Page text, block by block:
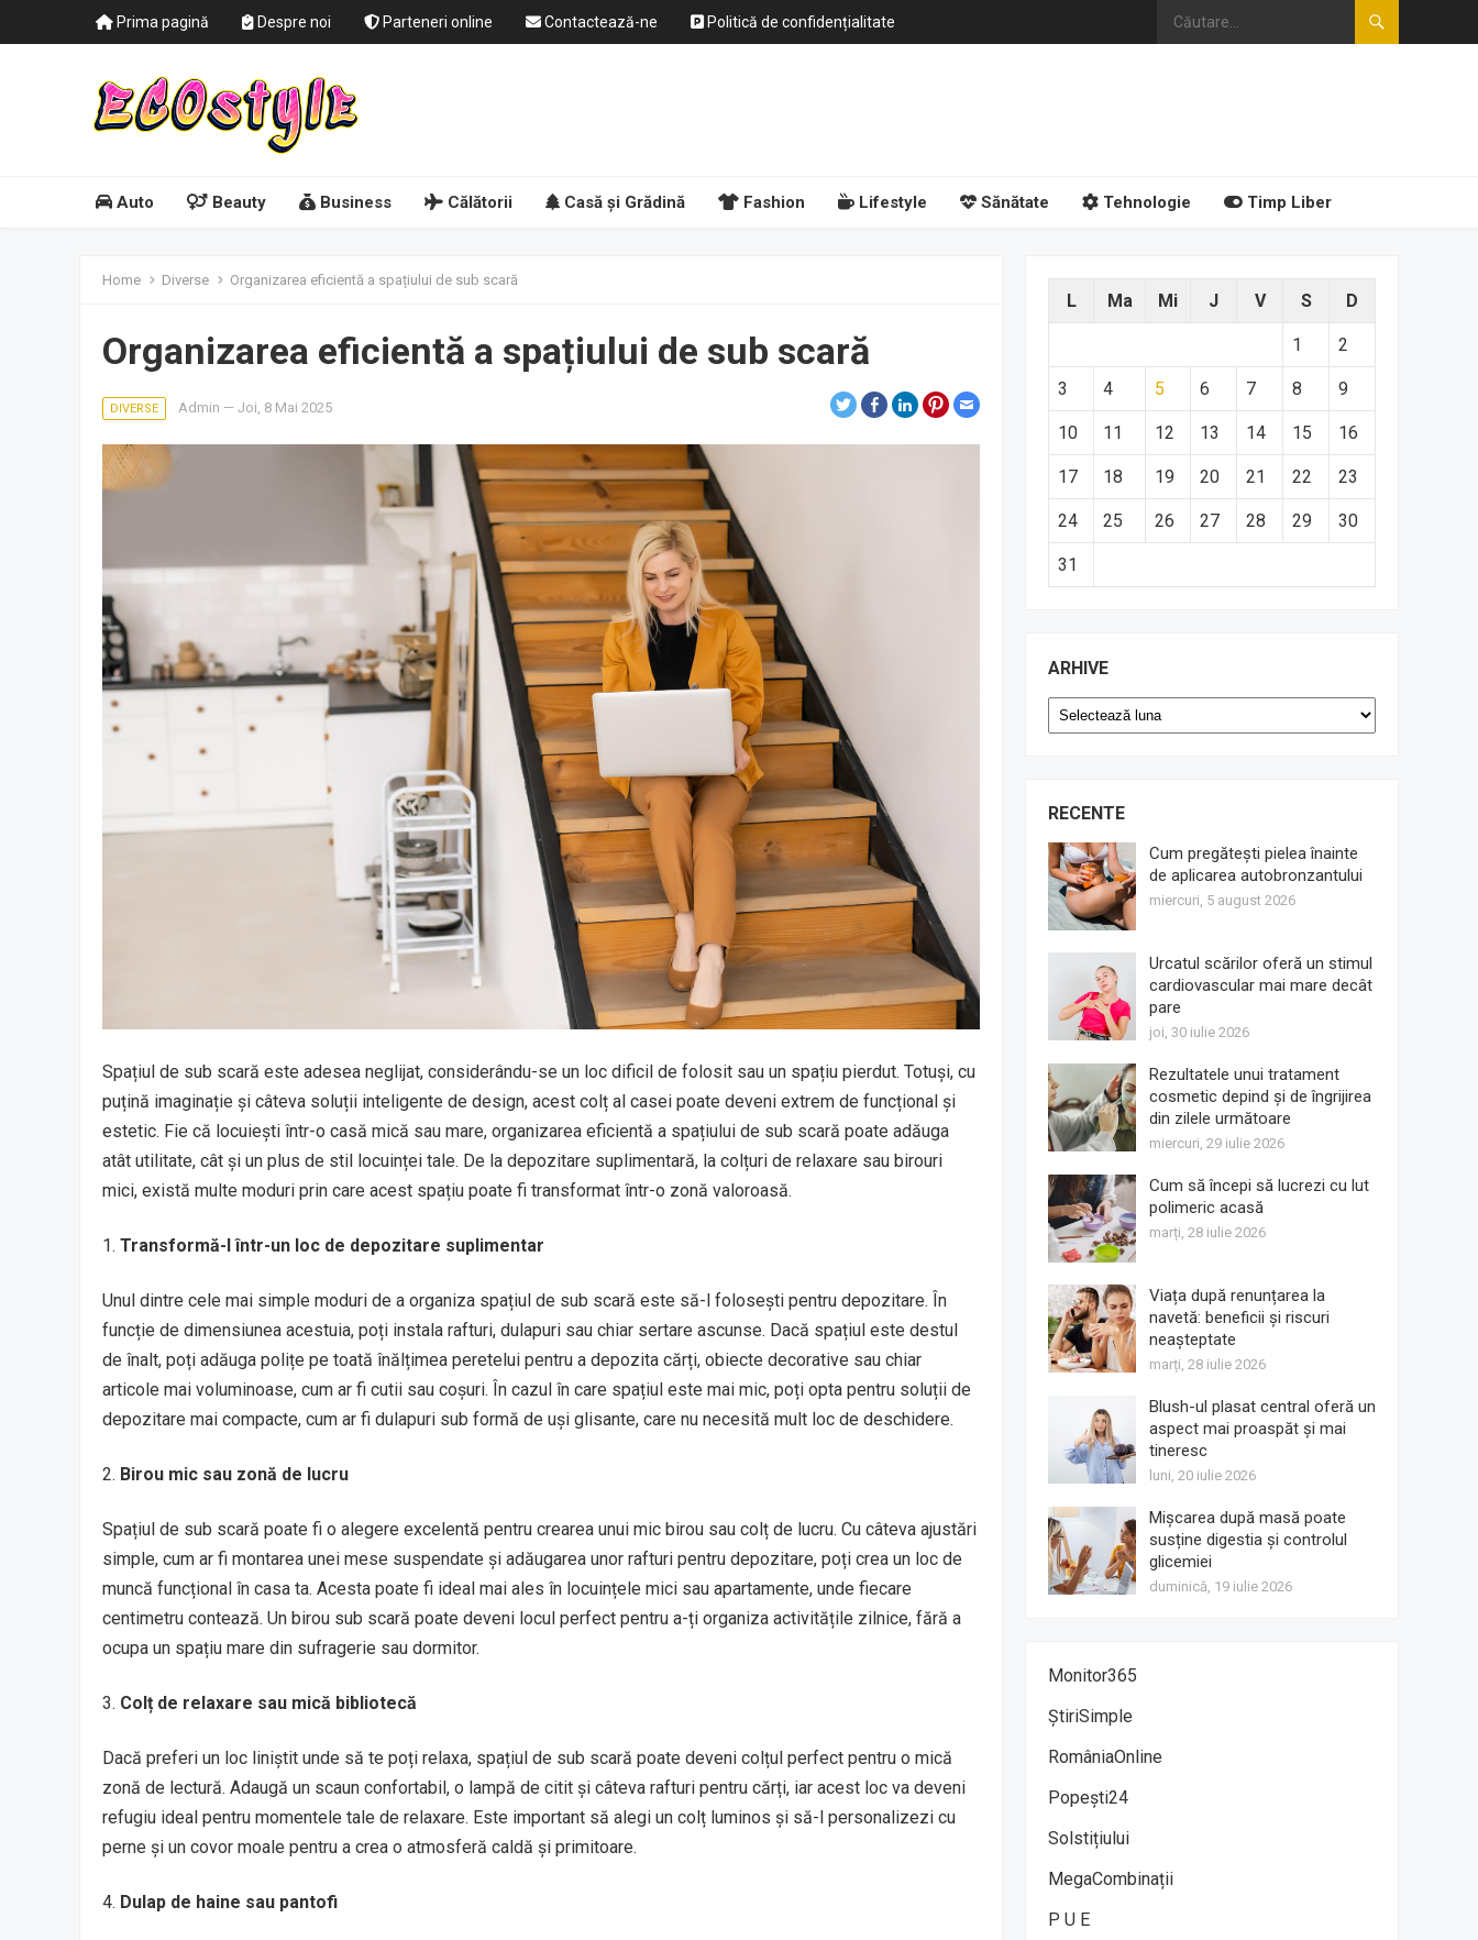
Prima pagină Despre noi Parteneri online Contactează-ne Politică de confidențialitate
Auto Beauty Business Călătorii Casă și Grădină Fashion Lifestyle Sănătate Tehnologie Timp Liber
Home Diverse Organizarea eficientă a spațiului de sub scară
Organizarea eficientă a spațiului de sub scară
DIVERSE Admin — Joi, 8 Mai 2025
Spațiul de sub scară este adesea neglijat, considerându-se un loc dificil de folosit sau un spațiu pierdut. Totuși, cu
puțină imaginație și câteva soluții inteligente de design, acest colț al casei poate deveni extrem de funcțional și
estetic. Fie că locuiești într-o casă mică sau mare, organizarea eficientă a spațiului de sub scară poate adăuga
atât utilitate, cât și un plus de stil locuinței tale. De la depozitare suplimentară, la colțuri de relaxare sau birouri
mici, există multe moduri prin care acest spațiu poate fi transformat într-o zonă valoroasă.
Transformă-l într-un loc de depozitare suplimentar
Unul dintre cele mai simple moduri de a organiza spațiul de sub scară este să-l folosești pentru depozitare. În
funcție de dimensiunea acestuia, poți instala rafturi, dulapuri sau chiar sertare ascunse. Dacă spațiul este destul
de înalt, poți adăuga polițe pe toată înălțimea peretelui pentru a depozita cărți, obiecte decorative sau chiar
articole mai voluminoase, cum ar fi cutii sau coșuri. În cazul în care spațiul este mai mic, poți opta pentru soluții de
depozitare mai compacte, cum ar fi dulapuri sub formă de uși glisante, care nu necesită mult loc de deschidere.
Birou mic sau zonă de lucru
Spațiul de sub scară poate fi o alegere excelentă pentru crearea unui mic birou sau colț de lucru. Cu câteva ajustări
simple, cum ar fi montarea unei mese suspendate și adăugarea unor rafturi pentru depozitare, poți crea un loc de
muncă funcțional în casa ta. Acesta poate fi ideal mai ales în locuințele mici sau apartamente, unde fiecare
centimetru contează. Un birou sub scară poate deveni locul perfect pentru a-ți organiza activitățile zilnice, fără a
ocupa un spațiu mare din sufragerie sau dormitor.
Colț de relaxare sau mică bibliotecă
Dacă preferi un loc liniștit unde să te poți relaxa, spațiul de sub scară poate deveni colțul perfect pentru o mică
zonă de lectură. Adaugă un scaun confortabil, o lampă de citit și câteva rafturi pentru cărți, iar acest loc va deveni
refugiu ideal pentru momentele tale de relaxare. Este important să alegi un colț luminos și să-l personalizezi cu
perne și un covor moale pentru a crea o atmosferă caldă și primitoare.
Dulap de haine sau pantofi
L Ma Mi J V S D
1 2
3 4 5 6 7 8 9
10 11 12 13 14 15 16
17 18 19 20 21 22 23
24 25 26 27 28 29 30
31
ARHIVE
Arhive
RECENTE
Cum pregătești pielea înainte
de aplicarea autobronzantului
miercuri, 5 august 2026
Urcatul scărilor oferă un stimul
cardiovascular mai mare decât
pare
joi, 30 iulie 2026
Rezultatele unui tratament
cosmetic depind și de îngrijirea
din zilele următoare
miercuri, 29 iulie 2026
Cum să începi să lucrezi cu lut
polimeric acasă
marți, 28 iulie 2026
Viața după renunțarea la
navetă: beneficii și riscuri
neașteptate
marți, 28 iulie 2026
Blush-ul plasat central oferă un
aspect mai proaspăt și mai
tineresc
luni, 20 iulie 2026
Mișcarea după masă poate
susține digestia și controlul
glicemiei
duminică, 19 iulie 2026
Monitor365
ȘtiriSimple
RomâniaOnline
Popești24
Solstițiului
MegaCombinații
P U E